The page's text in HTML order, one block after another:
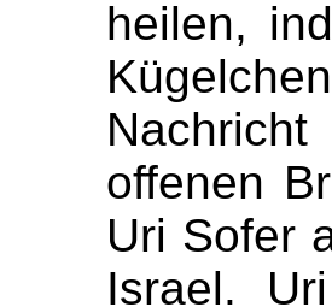
heilen,
offenen
Uri Sofer
Israel.